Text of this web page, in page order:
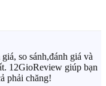
so sánh,đánh giá và
12GioReview giúp bạn
phải chăng!